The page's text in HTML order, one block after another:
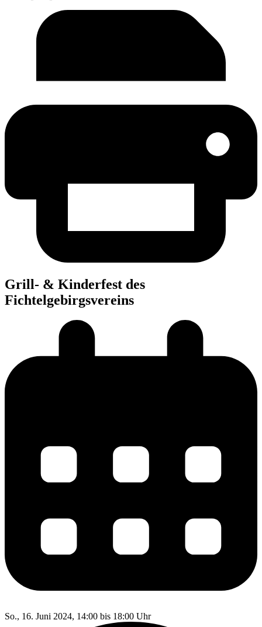
Grill- & Kin­der­fest des
Fichtelgebirgsvereins
So., 16. Juni 2024, 14:00 bis 18:00 Uhr